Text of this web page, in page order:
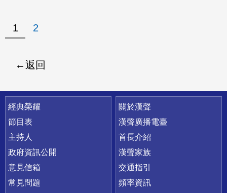
1 2
返回
快速連結
經典榮耀
節目表
主持人
政府資訊公開
意見信箱
常見問題
關於漢聲
漢聲廣播電臺
首長介紹
漢聲家族
交通指引
頻率資訊